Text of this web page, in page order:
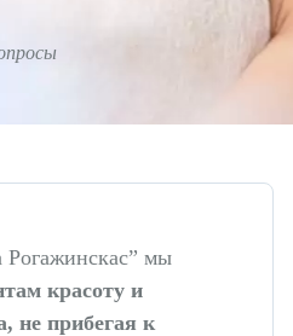
Рогажинскас” мы
красоту и
не прибегая к